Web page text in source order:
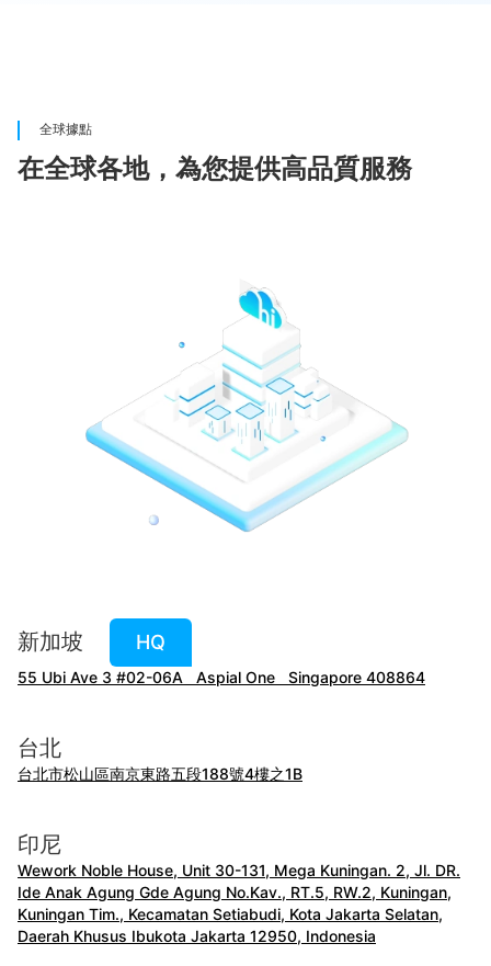
全球據點
在全球各地，為您提供高品質服務
新加坡 HQ
55 Ubi Ave 3 #02-06A Aspial One Singapore 408864
台北
台北市松山區南京東路五段188號4樓之1B
印尼
Wework Noble House, Unit 30-131, Mega Kuningan. 2, Jl. DR.
Ide Anak Agung Gde Agung No.Kav., RT.5, RW.2, Kuningan,
Kuningan Tim., Kecamatan Setiabudi, Kota Jakarta Selatan,
Daerah Khusus Ibukota Jakarta 12950, Indonesia